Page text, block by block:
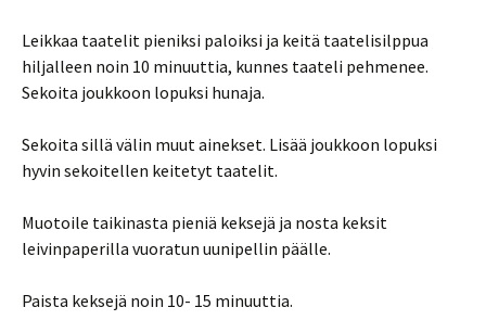
Leikkaa taatelit pieniksi paloiksi ja keitä taatelisilppua
hiljalleen noin 10 minuuttia, kunnes taateli pehmenee.
Sekoita joukkoon lopuksi hunaja.
Sekoita sillä välin muut ainekset. Lisää joukkoon lopuksi
hyvin sekoitellen keitetyt taatelit.
Muotoile taikinasta pieniä keksejä ja nosta keksit
leivinpaperilla vuoratun uunipellin päälle.
Paista keksejä noin 10- 15 minuuttia.